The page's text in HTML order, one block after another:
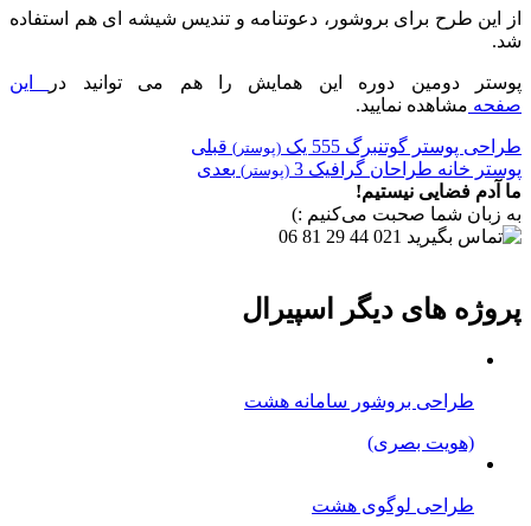
از این طرح برای بروشور، دعوتنامه و تندیس شیشه ای هم استفاده
شد.
پوستر دومین دوره این همایش را هم می توانید در
این
صفحه مشاهده نمایید.
طراحی پوستر گوتنبرگ 555 یک (پوستر) قبلی
پوستر خانه طراحان گرافیک 3
(پوستر) بعدی
ما آدم فضایی نیستیم!
به زبان شما صحبت می‌کنیم :)
پروژه های دیگر اسپیرال
طراحی بروشور سامانه هشت
(هویت بصری)
طراحی لوگوی هشت